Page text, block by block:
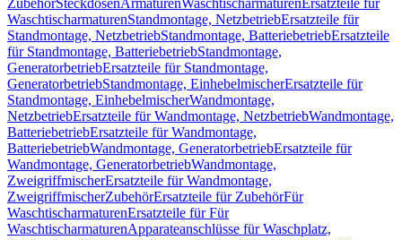
ZubehörSteckdosenArmaturenWaschtischarmaturen Ersatzteile für
WaschtischarmaturenStandmontage, NetzbetriebErsatzteile für
Standmontage, NetzbetriebStandmontage, BatteriebetriebErsatzteile
für Standmontage, BatteriebetriebStandmontage,
GeneratorbetriebErsatzteile für Standmontage,
GeneratorbetriebStandmontage, EinhebelmischerErsatzteile für
Standmontage, EinhebelmischerWandmontage,
NetzbetriebErsatzteile für Wandmontage, NetzbetriebWandmontage,
BatteriebetriebErsatzteile für Wandmontage,
BatteriebetriebWandmontage, GeneratorbetriebErsatzteile für
Wandmontage, GeneratorbetriebWandmontage,
ZweigriffmischerErsatzteile für Wandmontage,
ZweigriffmischerZubehörErsatzteile für ZubehörFür
WaschtischarmaturenErsatzteile für Für
WaschtischarmaturenApparateanschlüsse für Waschplatz,